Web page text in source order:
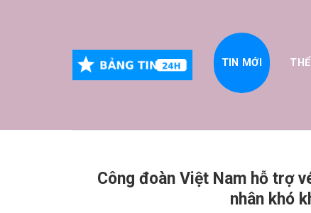
TIN MỚI
Công đoàn Việt Nam hỗ trợ
nhân khó